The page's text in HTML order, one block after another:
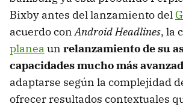
Bixby antes del lanzamiento del
acuerdo conAndroid Headlines, la
planea un relanzamiento de su
capacidades mucho más
adaptarse según la complejidad
ofrecer resultados contextuales